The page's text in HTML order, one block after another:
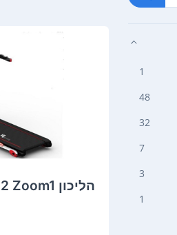
1
48
32
7
3
1
הליכון Vo2 Zoom1